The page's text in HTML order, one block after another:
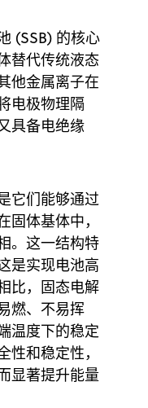
(SSB) 的核心
替代传统液态
他金属离子在
电极物理隔
具备电绝缘
它们能够通过
固体基体中，
。这一结构特
是实现电池高
比，固态电解
燃、不易挥
温度下的稳定
和稳定性，
显著提升能量